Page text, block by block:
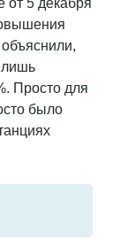
от 5 декабря
лишь
Просто для
было